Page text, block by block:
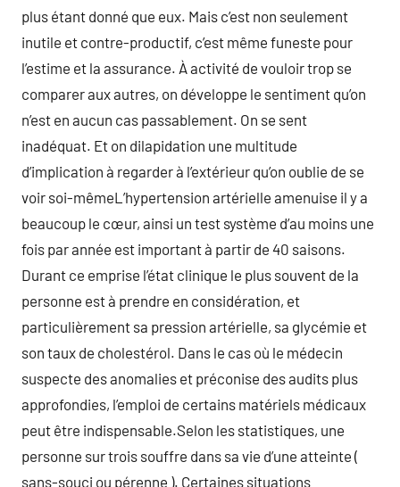
plus étant donné que eux. Mais c’est non seulement
inutile et contre-productif, c’est même funeste pour
l’estime et la assurance. À activité de vouloir trop se
comparer aux autres, on développe le sentiment qu’on
n’est en aucun cas passablement. On se sent
inadéquat. Et on dilapidation une multitude
d’implication à regarder à l’extérieur qu’on oublie de se
voir soi-mêmeL’hypertension artérielle amenuise il y a
beaucoup le cœur, ainsi un test système d’au moins une
fois par année est important à partir de 40 saisons.
Durant ce emprise l’état clinique le plus souvent de la
personne est à prendre en considération, et
particulièrement sa pression artérielle, sa glycémie et
son taux de cholestérol. Dans le cas où le médecin
suspecte des anomalies et préconise des audits plus
approfondies, l’emploi de certains matériels médicaux
peut être indispensable.Selon les statistiques, une
personne sur trois souffre dans sa vie d’une atteinte (
sans-souci ou pérenne ). Certaines situations